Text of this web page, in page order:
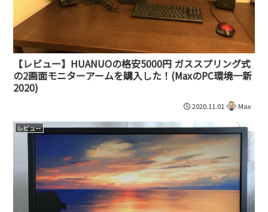
【レビュー】HUANUOの格安5000円 ガススプリング式
の2画面モニターアームを購入した！(MaxのPC環境一新
2020)
2020.11.01 Max
レビュー